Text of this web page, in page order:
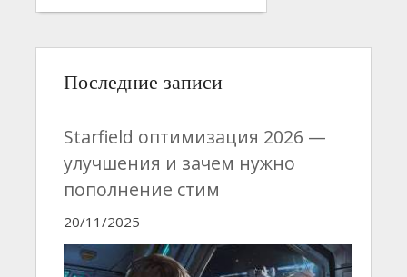
Последние записи
Starfield оптимизация 2026 —
улучшения и зачем нужно
пополнение стим
20/11/2025